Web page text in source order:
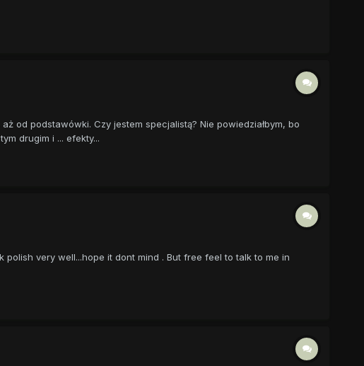
od podstawówki. Czy jestem specjalistą? Nie powiedziałbym, bo
drugim i ... efekty...
very well...hope it dont mind . But free feel to talk to me in